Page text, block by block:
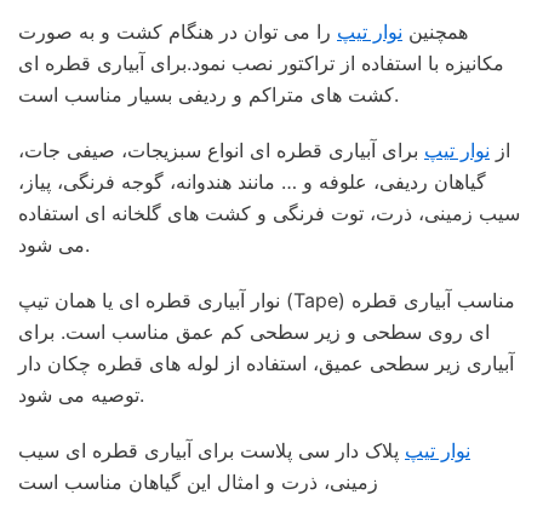
همچنین نوار تیپ را می توان در هنگام کشت و به صورت
مکانیزه با استفاده از تراکتور نصب نمود.برای آبیاری قطره ای
کشت های متراکم و ردیفی بسیار مناسب است.
از نوار تیپ برای آبیاری قطره ای انواع سبزیجات، صیفی جات،
گیاهان ردیفی، علوفه و … مانند هندوانه، گوجه فرنگی، پیاز،
سیب زمینی، ذرت، توت فرنگی و کشت های گلخانه ای استفاده
می شود.
نوار آبیاری قطره ای یا همان تیپ (Tape) مناسب آبیاری قطره
ای روی سطحی و زیر سطحی کم عمق مناسب است. برای
آبیاری زیر سطحی عمیق، استفاده از لوله های قطره چکان دار
توصیه می شود.
نوار تیپ پلاک دار سی پلاست برای آبیاری قطره ای سیب
زمینی، ذرت و امثال این گیاهان مناسب است